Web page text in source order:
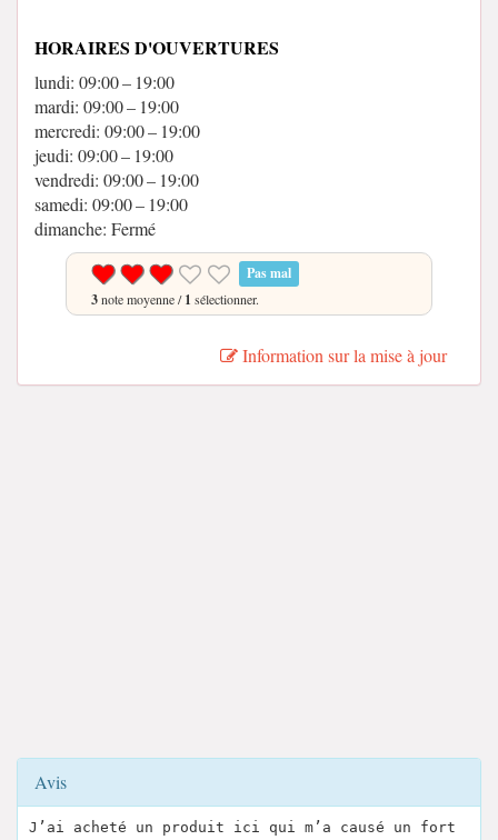
HORAIRES D'OUVERTURES
lundi: 09:00 – 19:00
mardi: 09:00 – 19:00
mercredi: 09:00 – 19:00
jeudi: 09:00 – 19:00
vendredi: 09:00 – 19:00
samedi: 09:00 – 19:00
dimanche: Fermé
Pas mal
3note moyenne /1 sélectionner.
Information sur la mise à jour
Avis
J’ai acheté un produit ici qui m’a causé un fort